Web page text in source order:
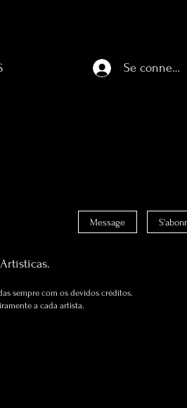
Se connecter
sempre com os devidos créditos.
a cada artista.
Message